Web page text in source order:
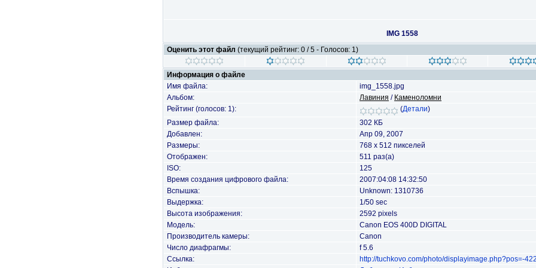
IMG 1558
Оценить этот файл (текущий рейтинг: 0 / 5 - Голосов: 1)
Информация о файле
Имя файла:
img_1558.jpg
Альбом:
Лавиния / Каменоломни
Рейтинг (голосов: 1):
(Детали)
Размер файла:
302 КБ
Добавлен:
Апр 09, 2007
Размеры:
768 x 512 пикселей
Отображен:
511 раз(а)
ISO:
125
Время создания цифрового файла:
2007:04:08 14:32:50
Вспышка:
Unknown: 1310736
Выдержка:
1/50 sec
Высота изображения:
2592 pixels
Модель:
Canon EOS 400D DIGITAL
Производитель камеры:
Canon
Число диафрагмы:
f 5.6
Ссылка:
http://tuchkovo.com/photo/displayimage.php?pos=-